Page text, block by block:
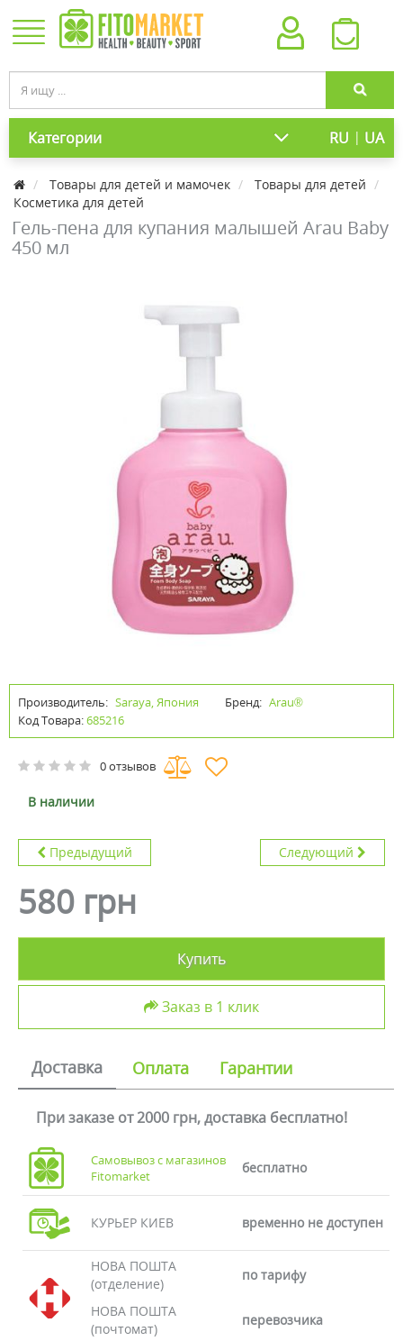
Категории RU | UA
Товары для детей и мамочек
Товары для детей
Косметика для детей
Гель-пена для купания малышей Arau Baby
450 мл
Производитель: Saraya, Япония Бренд: Arau®
Код Товара:685216
0 отзывов
В наличии
Предыдущий Следующий
580 грн
Купить
Заказ в 1 клик
Доставка Оплата Гарантии
При заказе от 2000 грн, доставка бесплатно!
Самовывоз с магазинов
Fitomarket
бесплатно
КУРЬЕР КИЕВ временно не доступен
НОВА ПОШТА
(отделение)
по тарифу
НОВА ПОШТА
(почтомат)
перевозчика